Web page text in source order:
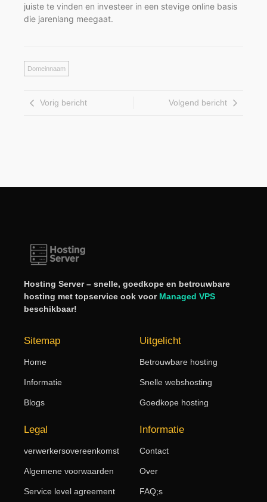
juiste te vinden en investeer in een stevige online basis
die jarenlang meegaat.
Domeinnaam
Vorig bericht Volgend bericht
Hosting Server – snelle, goedkope en betrouwbare
hosting met topservice ook voor Managed VPS
beschikbaar!
Sitemap
Home
Informatie
Blogs
Uitgelicht
Betrouwbare hosting
Snelle webshosting
Goedkope hosting
Legal
verwerkersovereenkomst
Algemene voorwaarden
Service level agreement
Informatie
Contact
Over
FAQ;s